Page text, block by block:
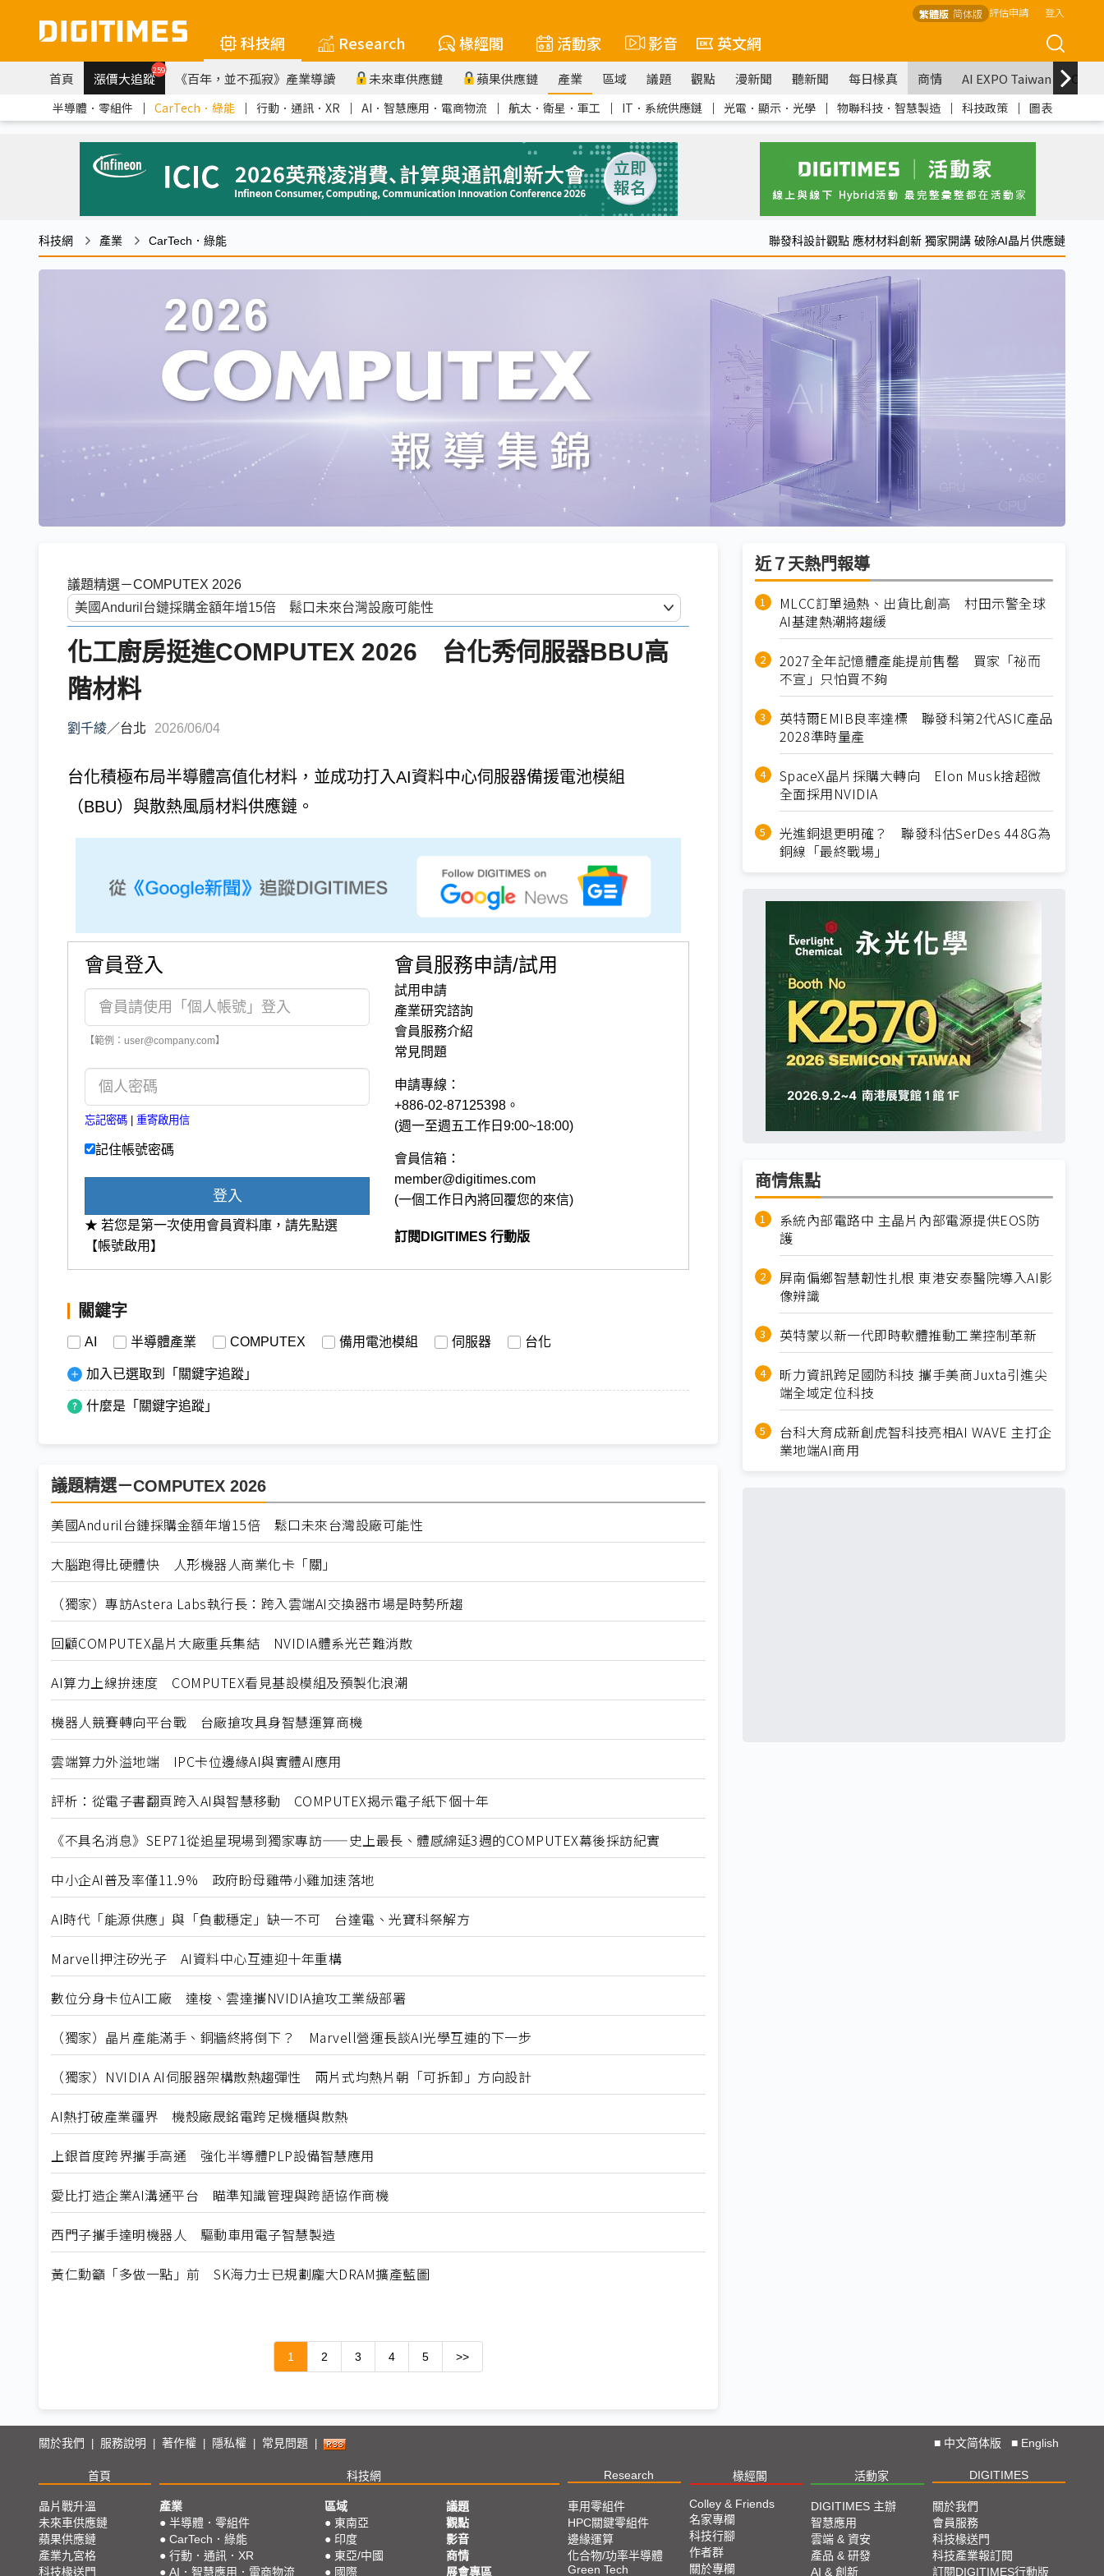
繁體版 简体版 評估申請 登入
科技網 Research 椽經閣 活動家 影音 英文網
首頁 漲價大追蹤259 《百年，並不孤寂》產業導讀 未來車供應鏈 蘋果供應鏈 產業 區域 議題 觀點 漫新聞 聽新聞 每日椽真 商情 AI EXPO Taiwan
半導體．零組件 ｜ CarTech．綠能 ｜ 行動．通訊．XR ｜ AI．智慧應用．電商物流 ｜ 航太．衛星．軍工 ｜ IT．系統供應鏈 ｜ 光電．顯示．光學 ｜ 物聯科技．智慧製造 ｜ 科技政策 ｜ 圖表
科技網 產業 CarTech．綠能 聯發科設計觀點 應材材料創新 獨家開講 破除AI晶片供應鏈
議題精選－COMPUTEX 2026
化工廚房挺進COMPUTEX 2026 台化秀伺服器BBU高
階材料
劉千綾／台北 2026/06/04
台化積極布局半導體高值化材料，並成功打入AI資料中心伺服器備援電池模組
（BBU）與散熱風扇材料供應鏈。
會員登入
【範例：user@company.com】
忘記密碼 重寄啟用信
記住帳號密碼
登入
★ 若您是第一次使用會員資料庫，請先點選
【帳號啟用】
會員服務申請/試用
試用申請
產業研究諮詢
會員服務介紹
常見問題
申請專線：
+886-02-87125398。
(週一至週五工作日9:00~18:00)
會員信箱：
member@digitimes.com
(一個工作日內將回覆您的來信)
訂閱DIGITIMES 行動版
關鍵字
AI 半導體產業 COMPUTEX 備用電池模組 伺服器 台化
加入已選取到「關鍵字追蹤」
什麼是「關鍵字追蹤」
議題精選－COMPUTEX 2026
美國Anduril台鏈採購金額年增15倍 鬆口未來台灣設廠可能性
大腦跑得比硬體快 人形機器人商業化卡「關」
（獨家）專訪Astera Labs執行長：跨入雲端AI交換器市場是時勢所趨
回顧COMPUTEX晶片大廠重兵集結 NVIDIA體系光芒難消散
AI算力上線拚速度 COMPUTEX看見基設模組及預製化浪潮
機器人競賽轉向平台戰 台廠搶攻具身智慧運算商機
雲端算力外溢地端 IPC卡位邊緣AI與實體AI應用
評析：從電子書翻頁跨入AI與智慧移動 COMPUTEX揭示電子紙下個十年
《不具名消息》SEP71從追星現場到獨家專訪——史上最長、體感綿延3週的COMPUTEX幕後採訪紀實
中小企AI普及率僅11.9% 政府盼母雞帶小雞加速落地
AI時代「能源供應」與「負載穩定」缺一不可 台達電、光寶科祭解方
Marvell押注矽光子 AI資料中心互連迎十年重構
數位分身卡位AI工廠 達梭、雲達攜NVIDIA搶攻工業級部署
（獨家）晶片產能滿手、銅牆終將倒下？ Marvell營運長談AI光學互連的下一步
（獨家）NVIDIA AI伺服器架構散熱趨彈性 兩片式均熱片朝「可拆卸」方向設計
AI熱打破產業疆界 機殼廠晟銘電跨足機櫃與散熱
上銀首度跨界攜手高通 強化半導體PLP設備智慧應用
愛比打造企業AI溝通平台 瞄準知識管理與跨語協作商機
西門子攜手達明機器人 驅動車用電子智慧製造
黃仁勳籲「多做一點」前 SK海力士已規劃龐大DRAM擴產藍圖
1 2 3 4 5 >>
近７天熱門報導
MLCC訂單過熱、出貨比創高 村田示警全球
AI基建熱潮將趨緩
2027全年記憶體產能提前售罄 買家「祕而
不宣」只怕買不夠
英特爾EMIB良率達標 聯發科第2代ASIC產品
2028準時量產
SpaceX晶片採購大轉向 Elon Musk捨超微
全面採用NVIDIA
光進銅退更明確？ 聯發科估SerDes 448G為
銅線「最終戰場」
商情焦點
系統內部電路中 主晶片內部電源提供EOS防
護
屏南偏鄉智慧韌性扎根 東港安泰醫院導入AI影
像辨識
英特蒙以新一代即時軟體推動工業控制革新
昕力資訊跨足國防科技 攜手美商Juxta引進尖
端全域定位科技
台科大育成新創虎智科技亮相AI WAVE 主打企
業地端AI商用
關於我們 服務說明 著作權 隱私權 常見問題 ■ 中文简体版 ■ English
首頁 科技網 Research 椽經閣 活動家 DIGITIMES
晶片戰升溫
未來車供應鏈
蘋果供應鏈
產業九宮格
科技椽送門
產業
● 半導體．零組件
● CarTech．綠能
● 行動．通訊．XR
● AI．智慧應用．電商物流
區域
● 東南亞
● 印度
● 東亞/中國
● 國際
議題
觀點
影音
商情
展會專區
車用零組件
HPC關鍵零組件
邊緣運算
化合物/功率半導體
Green Tech
Colley & Friends
名家專欄
科技行腳
作者群
關於專欄
DIGITIMES 主辦
智慧應用
雲端 & 資安
產品 & 研發
AI & 創新
關於我們
會員服務
科技椽送門
科技產業報訂閱
訂閱DIGITIMES行動版